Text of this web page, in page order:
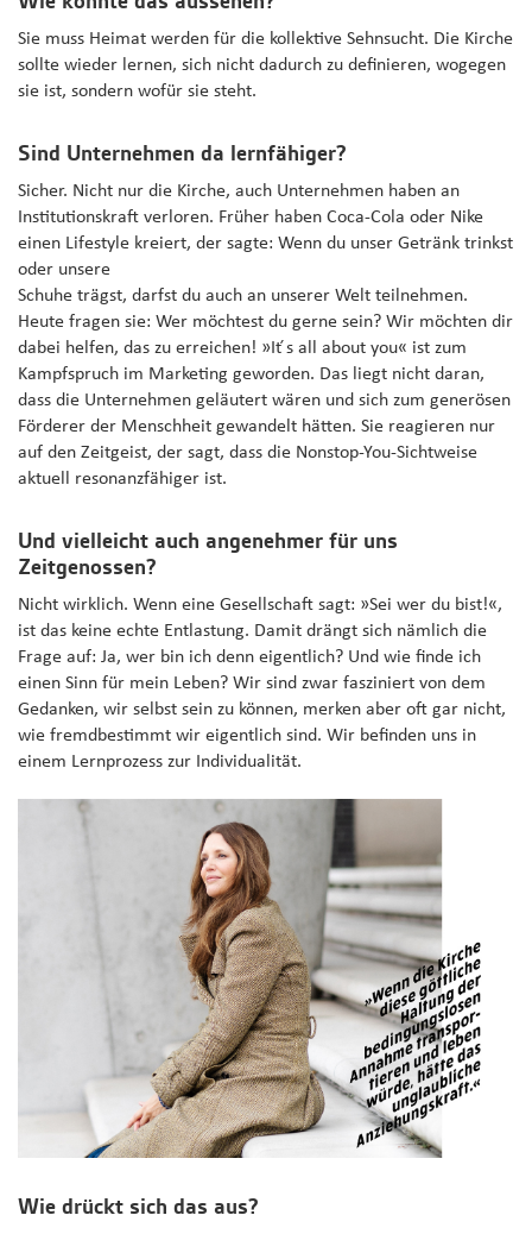
Sie muss Heimat werden für die kollektive Sehnsucht. Die Kirche
sollte wieder lernen, sich nicht dadurch zu definieren, wogegen
sie ist, sondern wofür sie steht.
Sind Unternehmen da lernfähiger?
Sicher. Nicht nur die Kirche, auch Unternehmen haben an
Institutionskraft verloren. Früher haben Coca-Cola oder Nike
einen Lifestyle kreiert, der sagte: Wenn du unser Getränk trinkst
oder unsere
Schuhe trägst, darfst du auch an unserer Welt teilnehmen.
Heute fragen sie: Wer möchtest du gerne sein? Wir möchten dir
dabei helfen, das zu erreichen! »It ́s all about you« ist zum
Kampfspruch im Marketing geworden. Das liegt nicht daran,
dass die Unternehmen geläutert wären und sich zum generösen
Förderer der Menschheit gewandelt hätten. Sie reagieren nur
auf den Zeitgeist, der sagt, dass die Nonstop-You-Sichtweise
aktuell resonanzfähiger ist.
Und vielleicht auch angenehmer für uns
Zeitgenossen?
Nicht wirklich. Wenn eine Gesellschaft sagt: »Sei wer du bist!«,
ist das keine echte Entlastung. Damit drängt sich nämlich die
Frage auf: Ja, wer bin ich denn eigentlich? Und wie finde ich
einen Sinn für mein Leben? Wir sind zwar fasziniert von dem
Gedanken, wir selbst sein zu können, merken aber oft gar nicht,
wie fremdbestimmt wir eigentlich sind. Wir befinden uns in
einem Lernprozess zur Individualität.
Wie drückt sich das aus?